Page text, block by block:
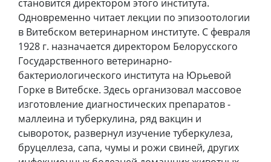
становится директором этого института.
Одновременно читает лекции по эпизоотологии
в Витебском ветеринарном институте. С февраля
1928 г. назначается директором Белорусского
Государственного ветеринарно-
бактериологического института на Юрьевой
Горке в Витебске. Здесь организовал массовое
изготовление диагностических препаратов -
маллеина и туберкулина, ряд вакцин и
сывороток, развернул изучение туберкулеза,
бруцеллеза, сапа, чумы и рожи свиней, других